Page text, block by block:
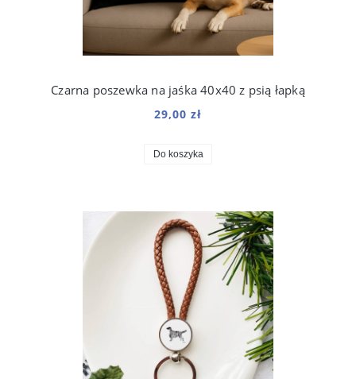
Czarna poszewka na jaśka 40x40 z psią łapką
29,00 zł
Do koszyka